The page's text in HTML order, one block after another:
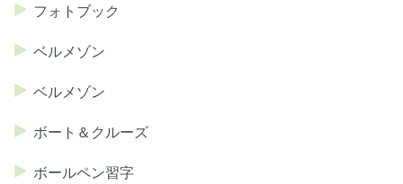
フォトブック
ベルメゾン
ベルメゾン
ボート＆クルーズ
ボールペン習字